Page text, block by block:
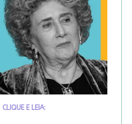
CLIQUE E LEIA: